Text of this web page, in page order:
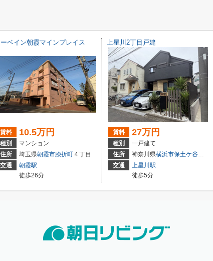
ベイン朝霞マインプレイス
賃料 10.5万円
種別
マンション
住所
埼玉県朝霞市膝折町４丁目
交通
朝霞駅
徒歩26分
上星川2丁目戸建
賃料 27万円
種別
一戸建て
住所
神奈川県横浜市保土ケ谷区 上
交通
上星川駅
徒歩5分